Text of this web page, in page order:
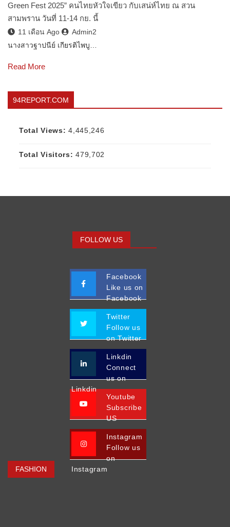
Green Fest 2025” คนไทยหัวใจเขียว กับเสน่ห์ไทย ณ สวน
สามพราน วันที่ 11-14 กย. นี้
11 เดือน Ago
Admin2
นางสาวฐาปนีย์ เกียรติไพบู…
Read More
94REPORT.COM
Total Views:4,445,246
Total Visitors:479,702
FASHION
FOLLOW US
Facebook
Like us on
Facebook
Twitter
Follow us
on Twitter
Linkdin
Connect
us on
Linkdin
Youtube
Subscribe
US
Instagram
Follow us
on
Instagram